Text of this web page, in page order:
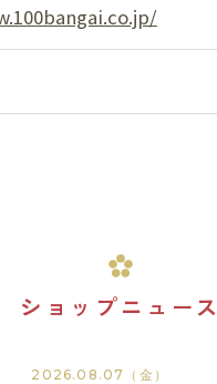
ショップニュース
2026.08.07 （金）